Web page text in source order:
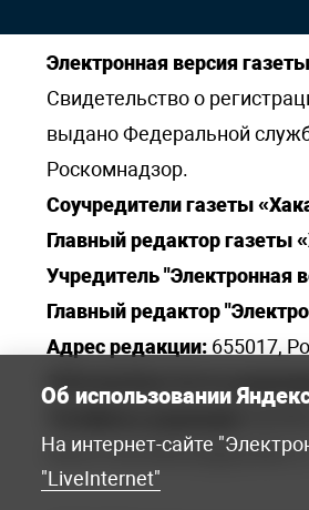
Электронная версия
Свидетельство о
выдано Федеральной
Роскомнадзор.
Соучредители газеты
Главный редактор газеты
Учредитель "Электронная
Главный редактор
Адрес редакции: 655017,
Электронная почта
Об использовании
На интернет-сайте
"LiveInternet"